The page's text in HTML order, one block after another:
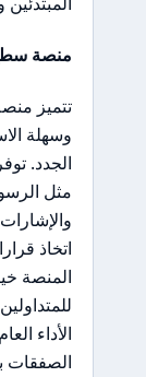
منصة
وسهلة
الجدد.
مثل
اتخاذ
المنصة
الأداء
الصفقات